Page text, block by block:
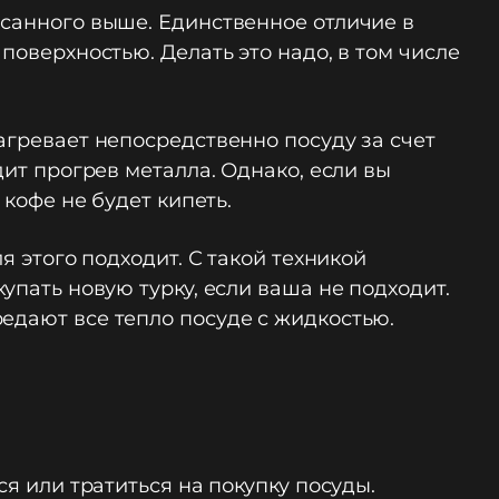
выше. Единственное отличие в
Делать это надо, в том числе
непосредственно посуду за счет
прогрев металла. Однако, если вы
не будет кипеть.
подходит. С такой техникой
новую турку, если ваша не подходит.
все тепло посуде с жидкостью.
или тратиться на покупку посуды.